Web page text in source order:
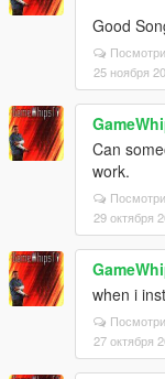
Good
25 ноября
Can
work.
29 октября
when i
27 октября